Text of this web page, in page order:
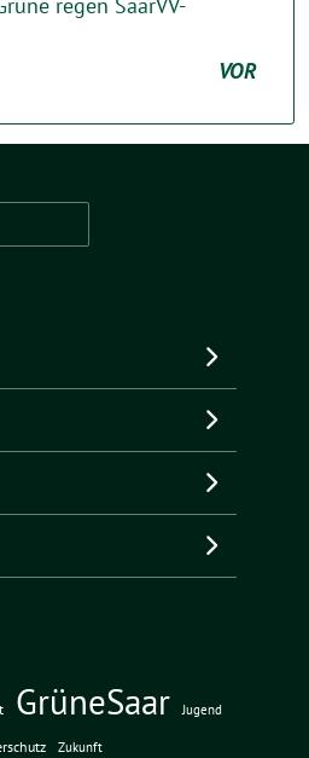
VOR
GrüneSaar Jugend
Zukunft